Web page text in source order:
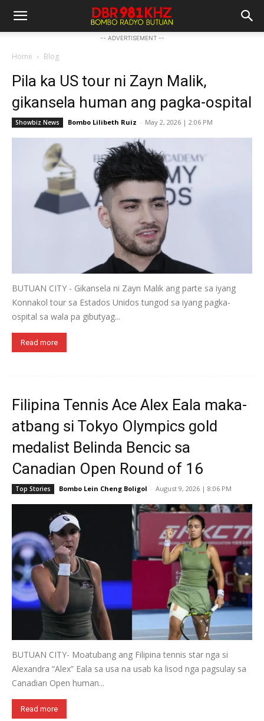
-- ADVERTISEMENT --
Home Blog
Pila ka US tour ni Zayn Malik,
gikansela human ang pagka-ospital
Showbiz News Bombo Lilibeth Ruiz - May 2, 2026 | 2:06 PM
BUTUAN CITY - Gikansela ni Zayn Malik ang parte sa iyang
Konnakol tour sa Estados Unidos tungod sa iyang pagka-
ospital sa wala pa gibutyag...
Read more
Filipina Tennis Ace Alex Eala maka-
atbang si Tokyo Olympics gold
medalist Belinda Bencic sa
Canadian Open Round of 16
Top Stories Bombo Lein Cheng Boligol - August 9, 2026 | 8:06 PM
BUTUAN CITY- Moatubang ang Filipina tennis star nga si
Alexandra “Alex” Eala sa usa na usab ka lisod nga pagsulay sa
Canadian Open human...
Read more